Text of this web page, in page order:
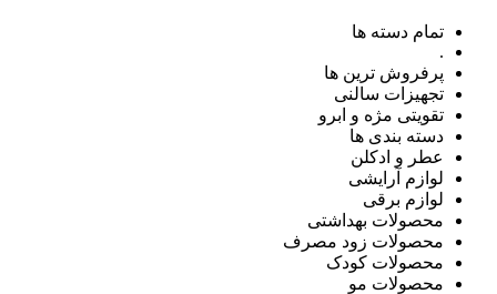
تمام دسته ها
.
پرفروش ترین ها
تجهیزات سالنی
تقویتی مژه و ابرو
دسته بندی ها
عطر و ادکلن
لوازم آرایشی
لوازم برقی
محصولات بهداشتی
محصولات زود مصرف
محصولات کودک
محصولات مو